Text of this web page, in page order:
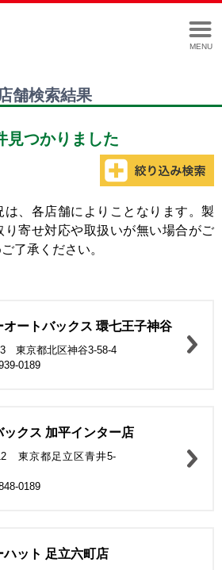
MENU
舗検索結果
見つかりました
、各店舗によりことなります。製
り寄せ対応や取扱いが無い場合がご
了承ください。
オートバックス 環七王子神谷
東京都北区神谷3-58-4
0189
ックス 加平インター店
東京都足立区青井5-
0189
ハット 足立六町店